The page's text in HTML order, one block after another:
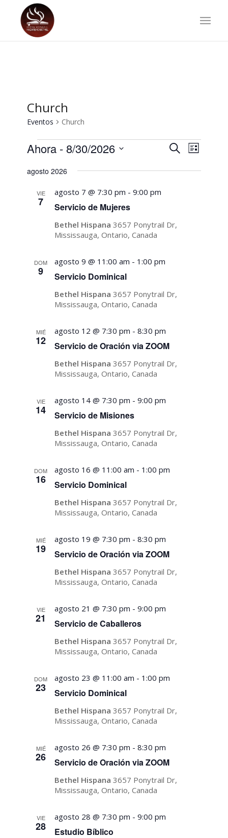
Church
Eventos Church
Eventos
de
Buscar
de
vistas
Lista
Ahora - 8/30/2026
la
agosto 2026
VIE
7 Servicio de Mujeres
agosto 7 @ 7:30 pm -9:00 pm
Bethel Hispana3657 Ponytrail Dr,
Mississauga, Ontario, Canada
DOM
9 Servicio Dominical
agosto 9 @ 11:00 am - 1:00 pm
Bethel Hispana3657 Ponytrail Dr,
Mississauga, Ontario, Canada
MIÉ
12 Servicio de Oración via ZOOM
agosto 12 @ 7:30 pm -8:30 pm
Bethel Hispana3657 Ponytrail Dr,
Mississauga, Ontario, Canada
VIE
14 Servicio de Misiones
agosto 14 @ 7:30 pm -9:00 pm
Bethel Hispana3657 Ponytrail Dr,
Mississauga, Ontario, Canada
DOM
16 Servicio Dominical
agosto 16 @ 11:00 am - 1:00 pm
Bethel Hispana3657 Ponytrail Dr,
Mississauga, Ontario, Canada
MIÉ
19 Servicio de Oración via ZOOM
agosto 19 @ 7:30 pm -8:30 pm
Bethel Hispana3657 Ponytrail Dr,
Mississauga, Ontario, Canada
VIE
21 Servicio de Caballeros
agosto 21 @ 7:30 pm -9:00 pm
Bethel Hispana3657 Ponytrail Dr,
Mississauga, Ontario, Canada
DOM
23 Servicio Dominical
agosto 23 @ 11:00 am - 1:00 pm
Bethel Hispana3657 Ponytrail Dr,
Mississauga, Ontario, Canada
MIÉ
26 Servicio de Oración via ZOOM
agosto 26 @ 7:30 pm -8:30 pm
Bethel Hispana3657 Ponytrail Dr,
Mississauga, Ontario, Canada
VIE
28 Estudio Bíblico
agosto 28 @ 7:30 pm -9:00 pm